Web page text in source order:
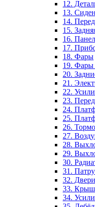
12.
13.
14.
15.
16.
17.
18. Фары
19. Фары
20.
21.
22.
23.
24.
25.
26.
27.
28.
29.
30.
31.
32. Двери
33.
34.